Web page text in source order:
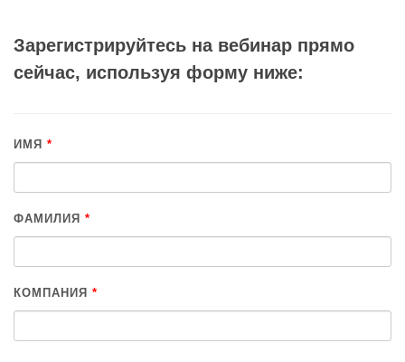
Зарегистрируйтесь на вебинар прямо
сейчас, используя форму ниже:
ИМЯ *
ФАМИЛИЯ *
КОМПАНИЯ *